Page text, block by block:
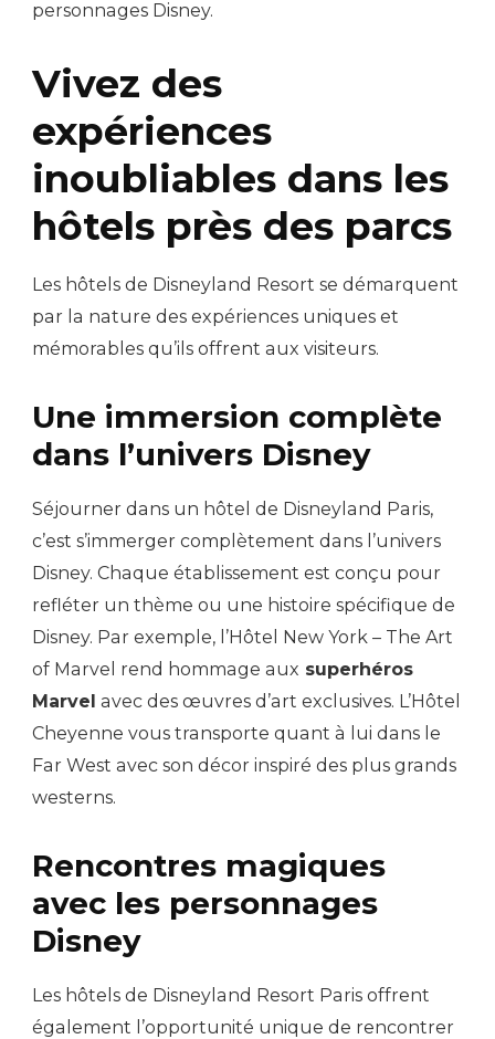
personnages Disney.
Vivez des
expériences
inoubliables dans les
hôtels près des parcs
Les hôtels de Disneyland Resort se démarquent
par la nature des expériences uniques et
mémorables qu’ils offrent aux visiteurs.
Une immersion complète
dans l’univers Disney
Séjourner dans un hôtel de Disneyland Paris,
c’est s’immerger complètement dans l’univers
Disney. Chaque établissement est conçu pour
refléter un thème ou une histoire spécifique de
Disney. Par exemple, l’Hôtel New York – The Art
of Marvel rend hommage aux superhéros
Marvel avec des œuvres d’art exclusives. L’Hôtel
Cheyenne vous transporte quant à lui dans le
Far West avec son décor inspiré des plus grands
westerns.
Rencontres magiques
avec les personnages
Disney
Les hôtels de Disneyland Resort Paris offrent
également l’opportunité unique de rencontrer